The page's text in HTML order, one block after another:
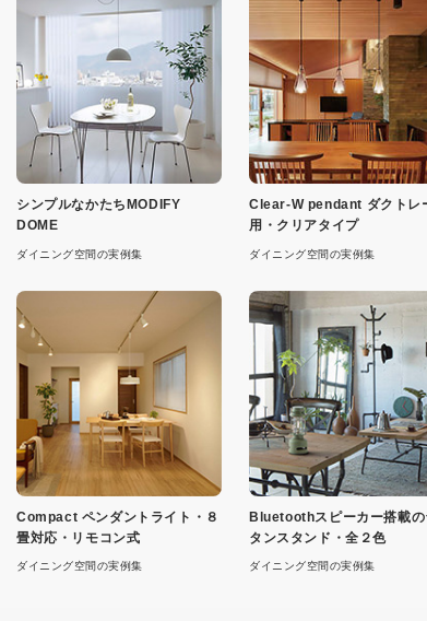
シンプルなかたちMODIFY
DOME
ダイニング空間の実例集
Clear-W pendant ダクトレ
用・クリアタイプ
ダイニング空間の実例集
Compact ペンダントライト・８
畳対応・リモコン式
ダイニング空間の実例集
Bluetoothスピーカー搭載の
タンスタンド・全２色
ダイニング空間の実例集